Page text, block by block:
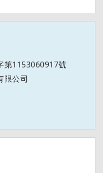
第1153060917號
限公司